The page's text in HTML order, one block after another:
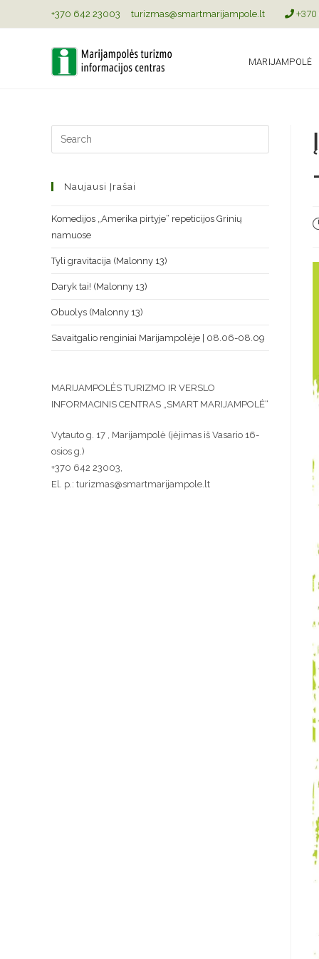
+370 642 23003 turizmas@smartmarijampole.lt +370
MARIJAMPOLĖ
Naujausi Įrašai
Komedijos „Amerika pirtyje“ repeticijos Grinių
namuose
Tyli gravitacija (Malonny 13)
Daryk tai! (Malonny 13)
Obuolys (Malonny 13)
Savaitgalio renginiai Marijampolėje | 08.06-08.09
MARIJAMPOLĖS TURIZMO IR VERSLO
INFORMACINIS CENTRAS „SMART MARIJAMPOLĖ“
Vytauto g. 17 , Marijampolė (įėjimas iš Vasario 16-
osios g.)
+370 642 23003,
El. p.: turizmas@smartmarijampole.lt